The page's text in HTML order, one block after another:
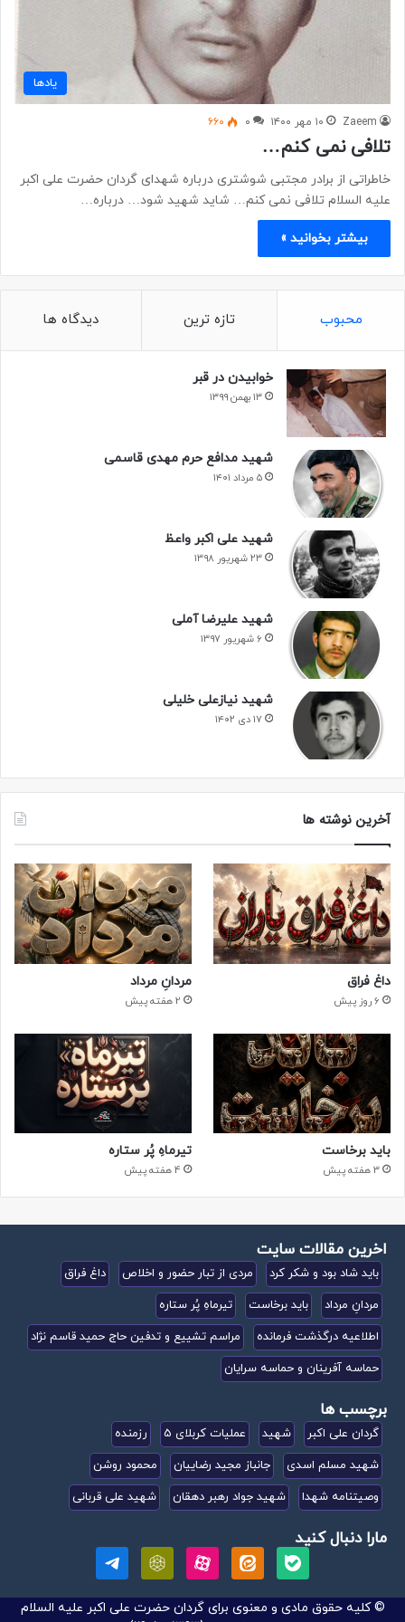
یادها
Zaeem ۱۰ مهر ۱۴۰۰ ۰ ۶۶۰
تلافی نمی کنم…
خاطراتی از برادر مجتبی شوشتری درباره شهدای گردان حضرت علی اکبر
علیه السلام تلافی نمی کنم… شاید شهید شود… درباره…
بیشتر بخوانید »
محبوب تازه ترین دیدگاه ها
خوابیدن در قبر
۱۳ بهمن ۱۳۹۹
شهید مدافع حرم مهدی قاسمی
۵ مرداد ۱۴۰۱
شهید علی اکبر واعظ
۲۳ شهریور ۱۳۹۸
شهید علیرضا آملی
۶ شهریور ۱۳۹۷
شهید نیازعلی خلیلی
۱۷ دی ۱۴۰۲
آخرین نوشته ها
داغ فراق
6 روز پیش
مردانِ مرداد
2 هفته پیش
باید برخاست
3 هفته پیش
تیرماهِ پُر ستاره
4 هفته پیش
اخرین مقالات سایت
باید شاد بود و شکر کرد مردی از تبار حضور و اخلاص
داغ فراق
مردانِ مرداد
باید برخاست
تیرماهِ پُر ستاره
اطلاعیه درگذشت فرمانده
مراسم تشییع و تدفین حاج حمید قاسم نژاد
حماسه آفرینان و حماسه سرایان
برچسب ها
گردان علی اکبر شهید عملیات کربلای 5
رزمنده
شهید مسلم اسدی
جانباز مجید رضاییان
محمود روشن
وصیتنامه شهدا
شهید جواد رهبر دهقان شهید علی قربانی
مارا دنبال کنید
© کلیه حقوق مادی و معنوی برای گردان حضرت علی اکبر علیه السلام